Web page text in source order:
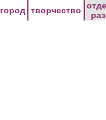
город творчество